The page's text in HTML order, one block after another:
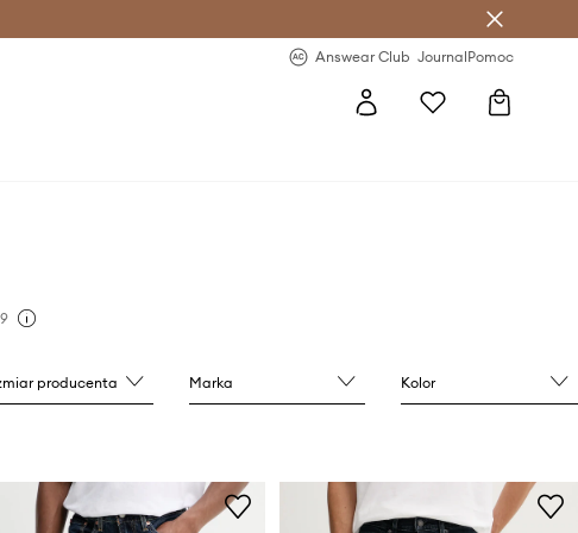
Answear Club JournalPomoc
producenta Marka Kolor